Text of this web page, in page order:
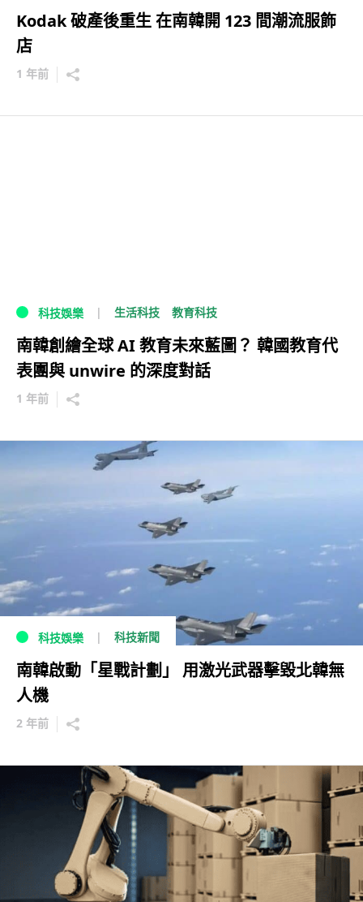
Kodak 破產後重生 在南韓開 123 間潮流服飾
店
1 年前
科技娛樂 生活科技 教育科技
南韓創繪全球 AI 教育未來藍圖？ 韓國教育代
表團與 unwire 的深度對話
1 年前
科技娛樂 科技新聞
南韓啟動「星戰計劃」 用激光武器擊毀北韓無
人機
2 年前